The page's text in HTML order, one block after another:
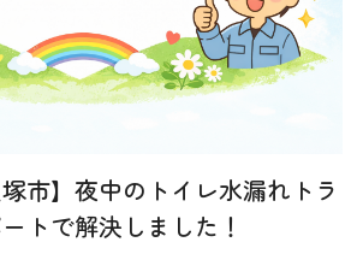
市】夜中のトイレ水漏れトラ
トで解決しました！